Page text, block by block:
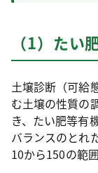
（1）たい
土壌診断（可給
む土壌の性質の
き、たい肥等有
バランスのとれ
10から150の範